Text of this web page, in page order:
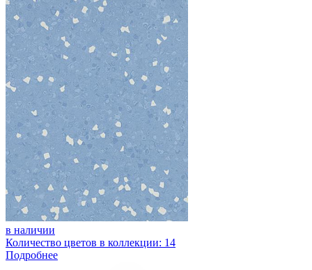
в наличии
Количество цветов в коллекции: 14
Подробнее